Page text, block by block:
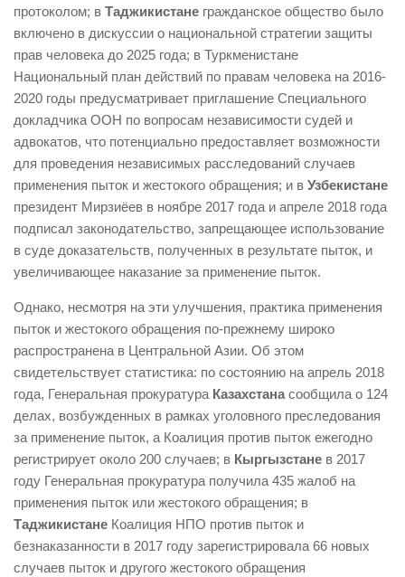
протоколом; в Таджикистане гражданское общество было
включено в дискуссии о национальной стратегии защиты
прав человека до 2025 года; в Туркменистане
Национальный план действий по правам человека на 2016-
2020 годы предусматривает приглашение Специального
докладчика ООН по вопросам независимости судей и
адвокатов, что потенциально предоставляет возможности
для проведения независимых расследований случаев
применения пыток и жестокого обращения; и в Узбекистане
президент Мирзиёев в ноябре 2017 года и апреле 2018 года
подписал законодательство, запрещающее использование
в суде доказательств, полученных в результате пыток, и
увеличивающее наказание за применение пыток.
Однако, несмотря на эти улучшения, практика применения
пыток и жестокого обращения по-прежнему широко
распространена в Центральной Азии. Об этом
свидетельствует статистика: по состоянию на апрель 2018
года, Генеральная прокуратура Казахстана сообщила о 124
делах, возбужденных в рамках уголовного преследования
за применение пыток, а Коалиция против пыток ежегодно
регистрирует около 200 случаев; в Кыргызстане в 2017
году Генеральная прокуратура получила 435 жалоб на
применения пыток или жестокого обращения; в
Таджикистане Коалиция НПО против пыток и
безнаказанности в 2017 году зарегистрировала 66 новых
случаев пыток и другого жестокого обращения